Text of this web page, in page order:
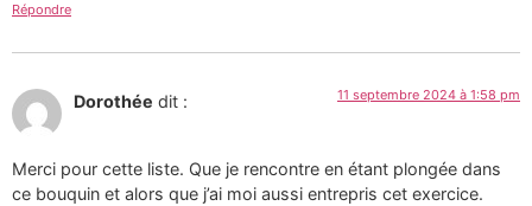
Répondre
Dorothée dit : 11 septembre 2024 à 1:58 pm
Merci pour cette liste. Que je rencontre en étant plongée dans
ce bouquin et alors que j’ai moi aussi entrepris cet exercice.